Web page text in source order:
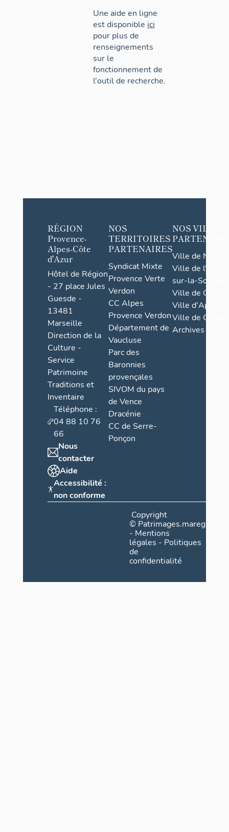
Une aide en ligne
est disponible ici
pour plus de
renseignements
sur le
fonctionnement de
l'outil de recherche.
RÉGION
Provence-
Alpes-Côte
d'Azur
Hôtel de Région
- 27 place Jules
Guesde -
13481
Marseille
Direction de la
Culture -
Service
Patrimoine
Traditions et
Inventaire
Téléphone :
04 88 10 76
66
Nous
contacter
Aide
Accessibilité :
non conforme
NOS
TERRITOIRES
PARTENAIRES
Syndicat Mixte
Provence Verte
Verdon
CC Alpes
Provence Verdon
Département de
Vaucluse
Parc des
Baronnies
provençales
SIVOM du pays
de Vence
Dracénie
CC de Serre-
Ponçon
NOS VILLES
Ville de Nice
Ville de l'Isle-
sur-la-Sorgue
Ville de Grasse
Ville d'Apt
Ville de
Archives
Copyright
©
- Mentions
légales - Politiques
de
confidentialité